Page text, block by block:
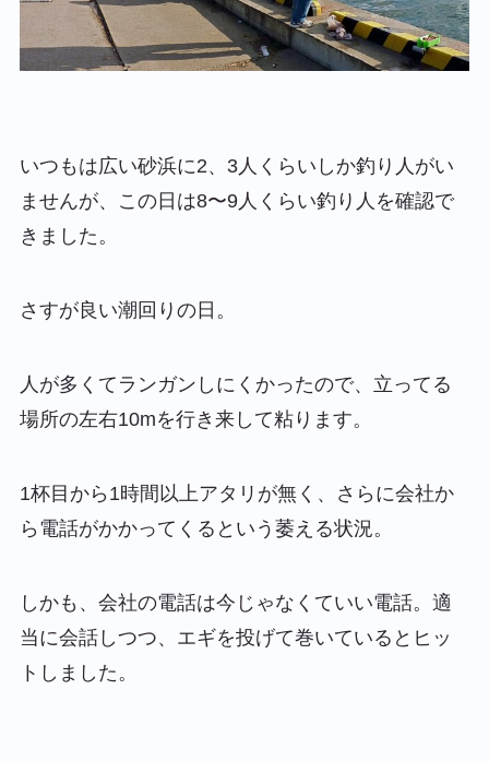
いつもは広い砂浜に2、3人くらいしか釣り人がい
ませんが、この日は8〜9人くらい釣り人を確認で
きました。
さすが良い潮回りの日。
人が多くてランガンしにくかったので、立ってる
場所の左右10mを行き来して粘ります。
1杯目から1時間以上アタリが無く、さらに会社か
ら電話がかかってくるという萎える状況。
しかも、会社の電話は今じゃなくていい電話。適
当に会話しつつ、エギを投げて巻いているとヒッ
トしました。